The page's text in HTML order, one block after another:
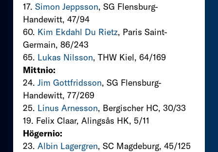
17. Simon Jeppsson, SG Flensburg-
Handewitt, 47/94
60. Kim Ekdahl Du Rietz, Paris Saint-
Germain, 86/243
65. Lukas Nilsson, THW Kiel, 64/169
Mittnio:
24. Jim Gottfridsson, SG Flensburg-
Handewitt, 77/269
25. Linus Arnesson, Bergischer HC, 30/33
19. Felix Claar, Alingsås HK, 5/11
Högernio:
23. Albin Lagergren, SC Magdeburg, 45/125